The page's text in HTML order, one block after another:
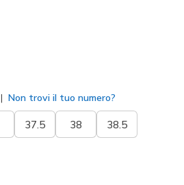
Non trovi il tuo numero?
37.5 38 38.5